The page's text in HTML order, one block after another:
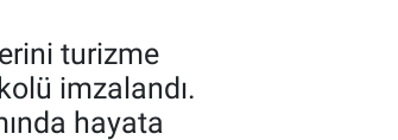
turizme
imzalandı.
hayata